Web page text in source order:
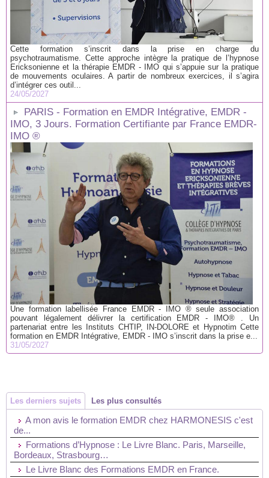
Cette formation s’inscrit dans la prise en charge du
psychotraumatisme. Cette approche intègre la pratique de l’hypnose
Ericksonienne et la thérapie EMDR - IMO qui s’appuie sur la pratique
de mouvements oculaires. A partir de nombreux exercices, il s’agira
d’intégrer ces outil...
24/05/2027
PARIS - Formation en EMDR Intégrative, EMDR -
IMO, 3 Jours. Formation Certifiante par France EMDR-
IMO ®
Une formation labellisée France EMDR - IMO ® seule association
pouvant légalement délivrer la certification EMDR - IMO® . Un
partenariat entre les Instituts CHTIP, IN-DOLORE et Hypnotim Cette
formation en EMDR Intégrative, EMDR - IMO s’inscrit dans la prise e...
31/05/2027
Les derniers sujets Les plus consultés
A mon avis le formation EMDR chez HARMONESIS c'est
de...
Formations d’Hypnose : Le Livre Blanc. Paris, Marseille,
Bordeaux, Strasbourg…
Le Livre Blanc des Formations EMDR en France.